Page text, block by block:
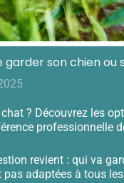
garder son chien ou
? Découvrez les
professionnelle
revient : qui va
adaptées à tous